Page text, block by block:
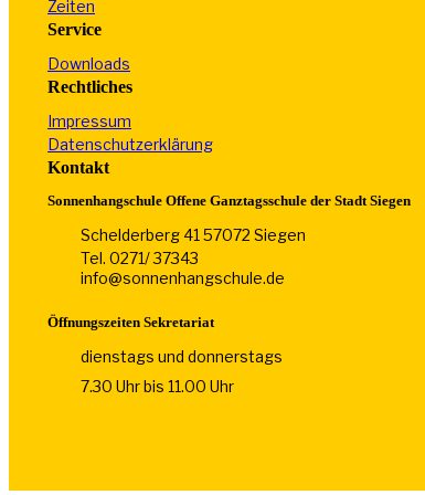
Zeiten
Service
Downloads
Rechtliches
Impressum
Datenschutzerklärung
Kontakt
Sonnenhangschule Offene Ganztagsschule der Stadt Siegen
Schelderberg 41 57072 Siegen
Tel. 0271/ 37343
info@sonnenhangschule.de
Öffnungszeiten Sekretariat
dienstags und donnerstags
7.30 Uhr bis 11.00 Uhr